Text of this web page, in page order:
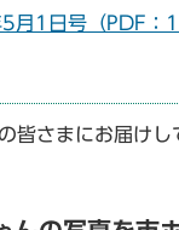
1日号（PDF：
皆さまにお届け